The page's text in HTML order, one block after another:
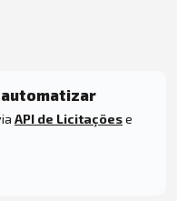
automatizar
API de Licitaçõese